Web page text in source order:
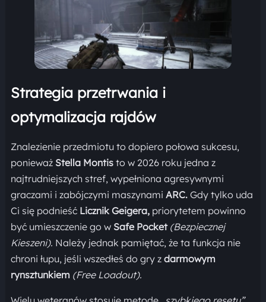
Strategia przetrwania i
optymalizacja rajdów
Znalezienie przedmiotu to dopiero połowa sukcesu,
ponieważStella Montisto w 2026 roku jedna z
najtrudniejszych stref, wypełniona agresywnymi
graczami i zabójczymi maszynami ARC.Gdy tylko uda
Ci się podnieśćLicznik Geigera,priorytetem powinno
być umieszczenie go w Safe Pocket (Bezpiecznej
Kieszeni). Należy jednak pamiętać, że ta funkcja nie
chroni łupu, jeśli wszedłeś do gry z darmowym
rynsztunkiem(Free Loadout).